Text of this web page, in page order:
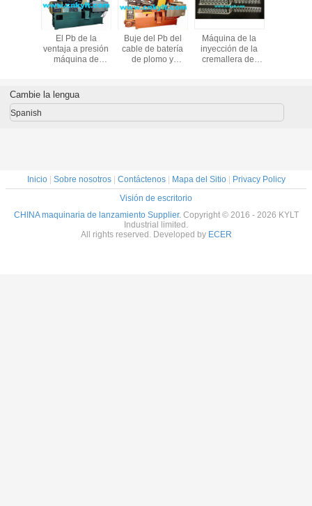
Deja un
¡Te
Terminales del PB
de la batería de
plomo y moldeos
PLC150T de
aluminio, de
cobre/latón,
(zamak) a presión
fundición
cámara caliente
automática llena a
presión máquina
Cambie la lengua
Spanish
Inicio| Sobre nosotros| Contáctenos| Mapa del Sitio|
Privacy Policy
Visión de escritorio
CHINA maquinaria de lanzamiento Supplier. Copyright © 2016 - 2026 KYLT
Industrial limited.
All rights reserved. Developed by ECER